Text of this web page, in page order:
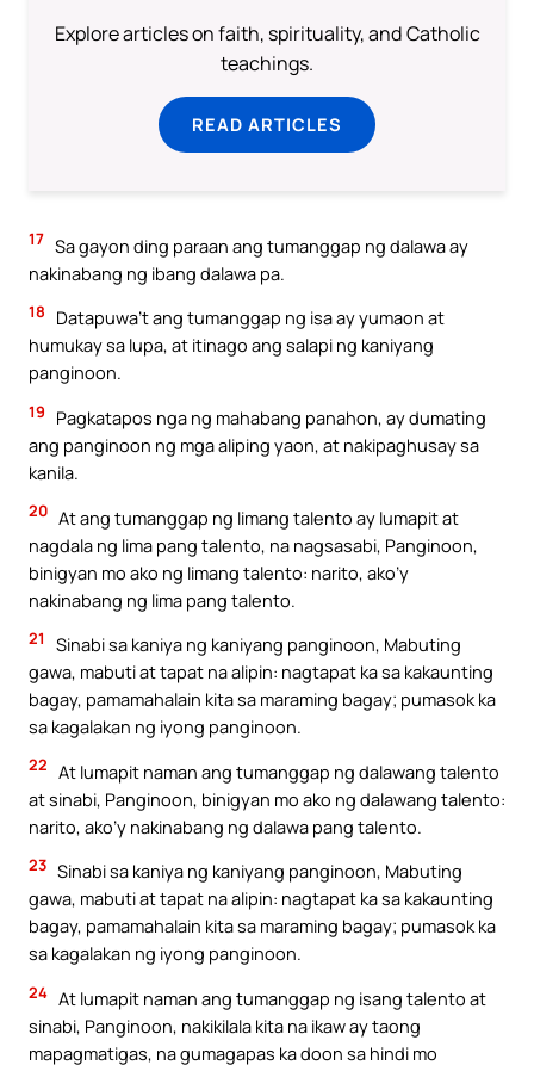
Explore articles on faith, spirituality, and Catholic
teachings.
READ ARTICLES
17 Sa gayon ding paraan ang tumanggap ng dalawa ay
nakinabang ng ibang dalawa pa.
18
Datapuwa’t ang tumanggap ng isa ay yumaon at
humukay sa lupa, at itinago ang salapi ng kaniyang
panginoon.
19
Pagkatapos nga ng mahabang panahon, ay dumating
ang panginoon ng mga aliping yaon, at nakipaghusay sa
kanila.
20 At ang tumanggap ng limang talento ay lumapit at
nagdala ng lima pang talento, na nagsasabi, Panginoon,
binigyan mo ako ng limang talento: narito, ako’y
nakinabang ng lima pang talento.
21
Sinabi sa kaniya ng kaniyang panginoon, Mabuting
gawa, mabuti at tapat na alipin: nagtapat ka sa kakaunting
bagay, pamamahalain kita sa maraming bagay; pumasok ka
sa kagalakan ng iyong panginoon.
22 At lumapit naman ang tumanggap ng dalawang talento
at sinabi, Panginoon, binigyan mo ako ng dalawang talento:
narito, ako’y nakinabang ng dalawa pang talento.
23 Sinabi sa kaniya ng kaniyang panginoon, Mabuting
gawa, mabuti at tapat na alipin: nagtapat ka sa kakaunting
bagay, pamamahalain kita sa maraming bagay; pumasok ka
sa kagalakan ng iyong panginoon.
24 At lumapit naman ang tumanggap ng isang talento at
sinabi, Panginoon, nakikilala kita na ikaw ay taong
mapagmatigas, na gumagapas ka doon sa hindi mo